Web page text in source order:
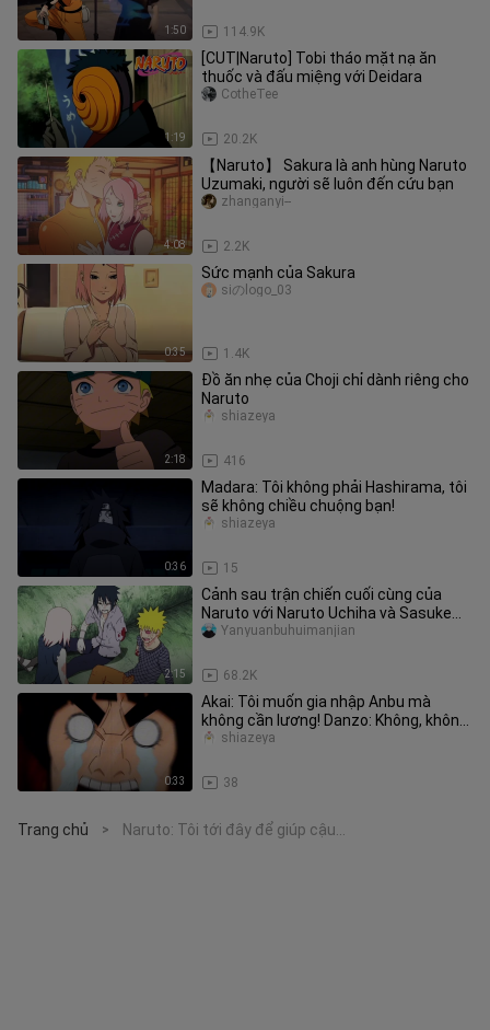
1:50 114.9K
1:19
[CUT|Naruto] Tobi tháo mặt nạ ăn
thuốc và đấu miệng với Deidara
20.2K
CotheTee
4:08
【Naruto】 Sakura là anh hùng Naruto
Uzumaki, người sẽ luôn đến cứu bạn
2.2K
zhanganyi--
0:35
Sức mạnh của Sakura
1.4K
siのlogo_03
2:18
Đồ ăn nhẹ của Choji chỉ dành riêng cho
Naruto
416
shiazeya
0:36
Madara: Tôi không phải Hashirama, tôi
sẽ không chiều chuộng bạn!
15
shiazeya
2:15
Cảnh sau trận chiến cuối cùng của
Naruto với Naruto Uchiha và Sasuke
Uchiha!
68.2K
Yanyuanbuhuimanjian
0:33
Akai: Tôi muốn gia nhập Anbu mà
không cần lương! Danzo: Không, không,
không có lương!
38
shiazeya
Trang chủ > Naruto: Tôi tới đây để giúp cậu...